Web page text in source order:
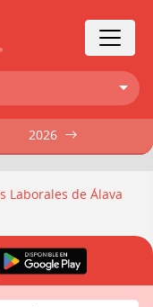
Laborales de Álava
2026
2026